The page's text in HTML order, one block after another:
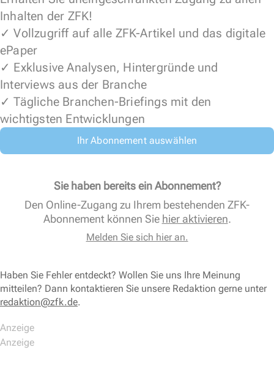
Inhalten der ZFK!
✓ Vollzugriff auf alle ZFK-Artikel und das digitale
ePaper
✓ Exklusive Analysen, Hintergründe und
Interviews aus der Branche
✓ Tägliche Branchen-Briefings mit den
wichtigsten Entwicklungen
Ihr Abonnement auswählen
Sie haben bereits ein Abonnement?
Den Online-Zugang zu Ihrem bestehenden ZFK-
Abonnement können Sie hier aktivieren.
Melden Sie sich hier an.
Haben Sie Fehler entdeckt? Wollen Sie uns Ihre Meinung
mitteilen? Dann kontaktieren Sie unsere Redaktion gerne unter
redaktion@zfk.de.